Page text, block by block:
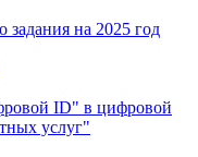
на 2025 год
ID" в цифровой
услуг"